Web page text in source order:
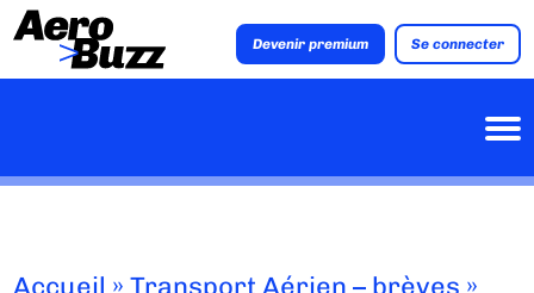
Devenir premium Se connecter